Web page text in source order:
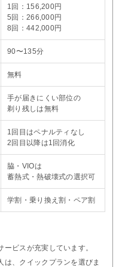
1回：156,200円
5回：266,000円
8回：442,000円
90〜135分
無料
手が届きにくい部位の
剃り残しは無料
1回目はペナルティなし
2回目以降は1回消化
脇・VIOは
蓄熱式・熱破壊式の選択可
学割・乗り換え割・ペア割
ビスが充実しています。
、クイックプランを選びま